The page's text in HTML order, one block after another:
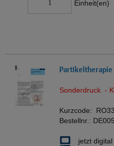
Einheit(en)
Partikeltherapie
Sonderdruck -
Kurzcode: RO33
Bestellnr.:
jetzt